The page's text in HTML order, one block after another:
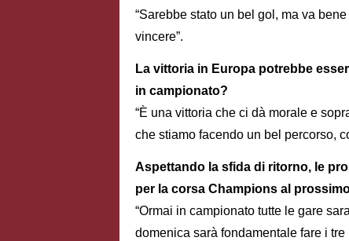
“Sarebbe stato un bel gol, ma va
vincere”.
La vittoria in Europa potrebbe
in campionato?
“È una vittoria che ci dà morale e
che stiamo facendo un bel percorso,
Aspettando la sfida di ritorno, le
per la corsa Champions al
“Ormai in campionato tutte le gare
domenica sarà fondamentale fare i tre